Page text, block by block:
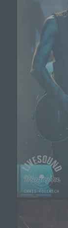
Server dem
werden
wurde. Dies
Browser der
zu
kann über
und
Durch den
dieser
möglich
Mittels
und
des
ermöglichen
Benutzer
Zweck
Nutzern die
erleichtern.